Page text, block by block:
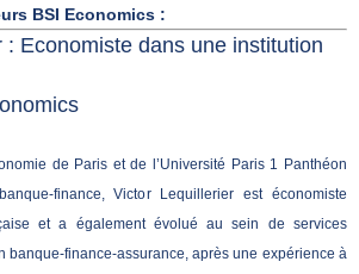
BSI Economics :
: Economiste dans une institution
de Paris et de l’Université Paris 1 Panthéon
finance, Victor Lequillerier est économiste
et a également évolué au sein de services
banque-finance-assurance, après une expérience à